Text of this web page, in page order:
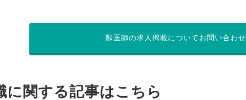
獣医師の求人掲載についてお問い合わせ
に関する記事はこちら